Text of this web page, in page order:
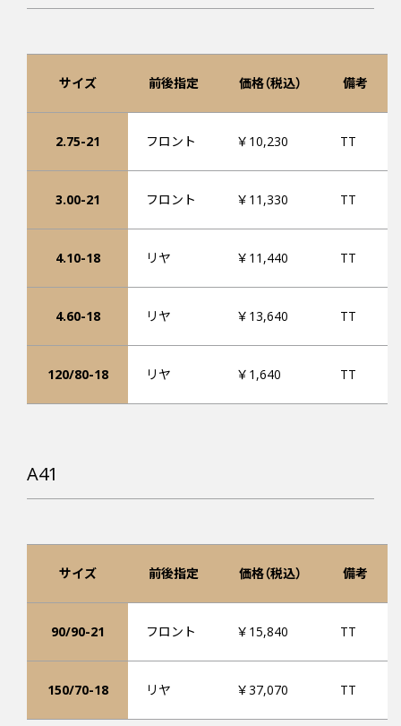
サイズ 前後指定 価格（税込） 備考
2.75-21 フロント ￥10,230 TT
3.00-21 フロント ￥11,330 TT
4.10-18 リヤ ￥11,440 TT
4.60-18 リヤ ￥13,640 TT
120/80-18 リヤ ￥1,640 TT
A41
サイズ 前後指定 価格（税込） 備考
90/90-21 フロント ￥15,840 TT
150/70-18 リヤ ￥37,070 TT